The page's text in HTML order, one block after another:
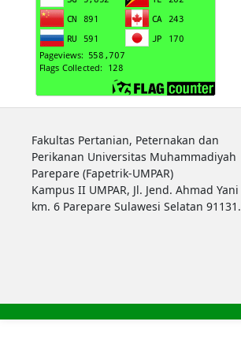
Fakultas Pertanian, Peternakan dan
Perikanan Universitas Muhammadiyah
Parepare (Fapetrik-UMPAR)
Kampus II UMPAR, Jl. Jend. Ahmad Yani
km. 6 Parepare Sulawesi Selatan 91131.